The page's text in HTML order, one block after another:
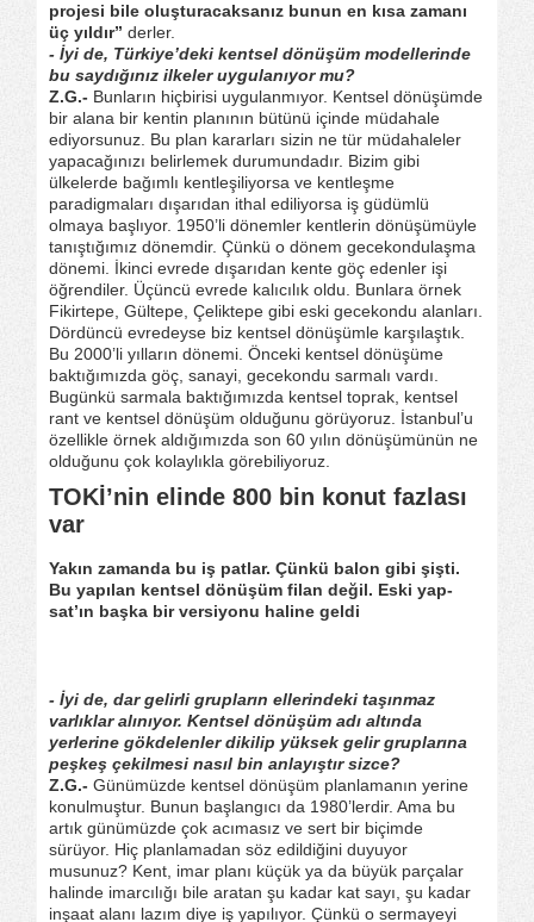
projesi bile oluşturacaksanız bunun en kısa zamanı
üç yıldır” derler.
- İyi de, Türkiye’deki kentsel dönüşüm modellerinde
bu saydığınız ilkeler uygulanıyor mu?
Z.G.- Bunların hiçbirisi uygulanmıyor. Kentsel dönüşümde
bir alana bir kentin planının bütünü içinde müdahale
ediyorsunuz. Bu plan kararları sizin ne tür müdahaleler
yapacağınızı belirlemek durumundadır. Bizim gibi
ülkelerde bağımlı kentleşiliyorsa ve kentleşme
paradigmaları dışarıdan ithal ediliyorsa iş güdümlü
olmaya başlıyor. 1950’li dönemler kentlerin dönüşümüyle
tanıştığımız dönemdir. Çünkü o dönem gecekondulaşma
dönemi. İkinci evrede dışarıdan kente göç edenler işi
öğrendiler. Üçüncü evrede kalıcılık oldu. Bunlara örnek
Fikirtepe, Gültepe, Çeliktepe gibi eski gecekondu alanları.
Dördüncü evredeyse biz kentsel dönüşümle karşılaştık.
Bu 2000’li yılların dönemi. Önceki kentsel dönüşüme
baktığımızda göç, sanayi, gecekondu sarmalı vardı.
Bugünkü sarmala baktığımızda kentsel toprak, kentsel
rant ve kentsel dönüşüm olduğunu görüyoruz. İstanbul’u
özellikle örnek aldığımızda son 60 yılın dönüşümünün ne
olduğunu çok kolaylıkla görebiliyoruz.
TOKİ’nin elinde 800 bin konut fazlası
var
Yakın zamanda bu iş patlar. Çünkü balon gibi şişti.
Bu yapılan kentsel dönüşüm filan değil. Eski yap-
sat’ın başka bir versiyonu haline geldi
- İyi de, dar gelirli grupların ellerindeki taşınmaz
varlıklar alınıyor. Kentsel dönüşüm adı altında
yerlerine gökdelenler dikilip yüksek gelir gruplarına
peşkeş çekilmesi nasıl bin anlayıştır sizce?
Z.G.- Günümüzde kentsel dönüşüm planlamanın yerine
konulmuştur. Bunun başlangıcı da 1980’lerdir. Ama bu
artık günümüzde çok acımasız ve sert bir biçimde
sürüyor. Hiç planlamadan söz edildiğini duyuyor
musunuz? Kent, imar planı küçük ya da büyük parçalar
halinde imarcılığı bile aratan şu kadar kat sayı, şu kadar
inşaat alanı lazım diye iş yapılıyor. Çünkü o sermayeyi